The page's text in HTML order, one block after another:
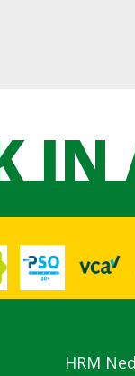
HRM